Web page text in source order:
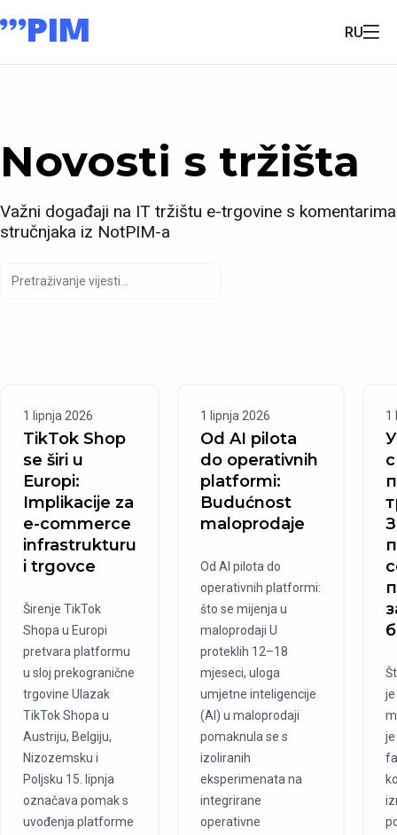
RU
Novosti s tržišta
Važni događaji na IT tržištu e-trgovine s komentarima
stručnjaka iz NotPIM-a
1 lipnja 2026
TikTok Shop
se širi u
Europi:
Implikacije za
e-commerce
infrastrukturu
i trgovce
Širenje TikTok
Shopa u Europi
pretvara platformu
u sloj prekogranične
trgovine Ulazak
TikTok Shopa u
Austriju, Belgiju,
Nizozemsku i
Poljsku 15. lipnja
označava pomak s
uvođenja platforme
1 lipnja 2026
Od AI pilota
do operativnih
platformi:
Budućnost
maloprodaje
Od AI pilota do
operativnih platformi:
što se mijenja u
maloprodaji U
proteklih 12–18
mjeseci, uloga
umjetne inteligencije
(AI) u maloprodaji
pomaknula se s
izoliranih
eksperimenata na
integrirane
operativne
1